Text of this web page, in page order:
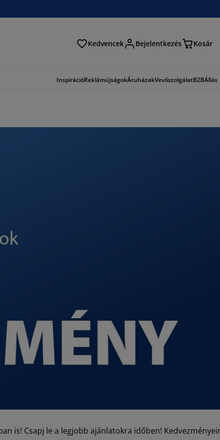
Kedvencek Bejelentkezés Kosár
InspirációReklámújságokÁruházakVevőszolgálatB2BÁllás
is! Csapj le a legjobb ajánlatokra időben!